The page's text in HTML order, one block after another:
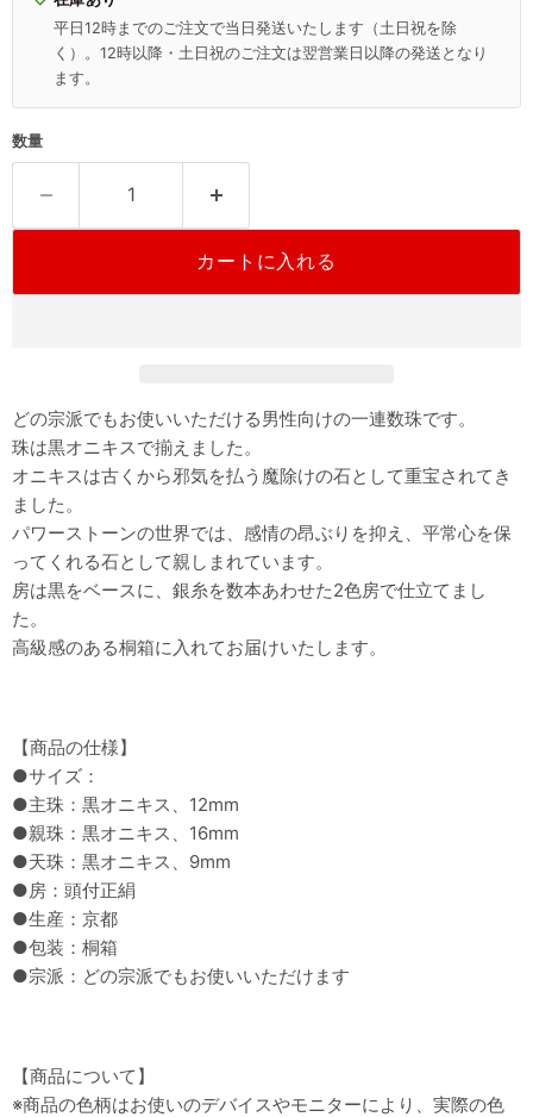
平日12時までのご注文で当日発送いたします（土日祝を除
く）。12時以降・土日祝のご注文は翌営業日以降の発送となり
ます。
数量
カートに入れる
どの宗派でもお使いいただける男性向けの一連数珠です。
珠は黒オニキスで揃えました。
オニキスは古くから邪気を払う魔除けの石として重宝されてき
ました。
パワーストーンの世界では、感情の昂ぶりを抑え、平常心を保
ってくれる石として親しまれています。
房は黒をベースに、銀糸を数本あわせた2色房で仕立てまし
た。
高級感のある桐箱に入れてお届けいたします。
【商品の仕様】
●サイズ：
●主珠：黒オニキス、12mm
●親珠：黒オニキス、16mm
●天珠：黒オニキス、9mm
●房：頭付正絹
●生産：京都
●包装：桐箱
●宗派：どの宗派でもお使いいただけます
【商品について】
※商品の色柄はお使いのデバイスやモニターにより、実際の色